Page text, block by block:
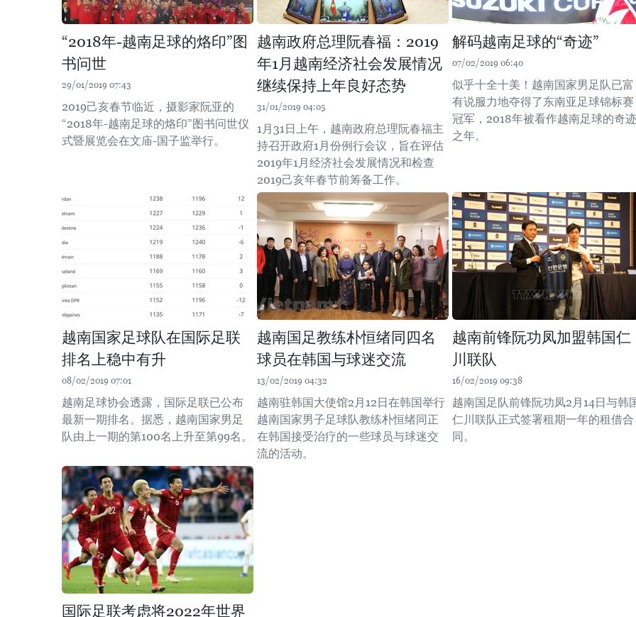
“2018年-越南足球的烙印”图
书问世
29/01/2019 07:43
2019己亥春节临近，摄影家阮亚的
“2018年-越南足球的烙印”图书问世仪
式暨展览会在文庙-国子监举行。
越南政府总理阮春福：2019
年1月越南经济社会发展情况
继续保持上年良好态势
31/01/2019 04:05
1月31日上午，越南政府总理阮春福主
持召开政府1月份例行会议，旨在评估
2019年1月经济社会发展情况和检查
2019己亥年春节前筹备工作。
解码越南足球的“奇迹”
07/02/2019 06:40
似乎十全十美！越南国家男足队已富
有说服力地夺得了东南亚足球锦标赛
冠军，2018年被看作越南足球的奇迹
之年。
越南国家足球队在国际足联
排名上稳中有升
08/02/2019 07:01
越南足球协会透露，国际足联已公布
最新一期排名。据悉，越南国家男足
队由上一期的第100名上升至第99名。
越南国足教练朴恒绪同四名
球员在韩国与球迷交流
13/02/2019 04:32
越南驻韩国大使馆2月12日在韩国举行
越南国家男子足球队教练朴恒绪同正
在韩国接受治疗的一些球员与球迷交
流的活动。
越南前锋阮功凤加盟韩国仁
川联队
16/02/2019 09:38
越南国足队前锋阮功凤2月14日与韩
仁川联队正式签署租期一年的租借合
同。
国际足联考虑将2022年世界